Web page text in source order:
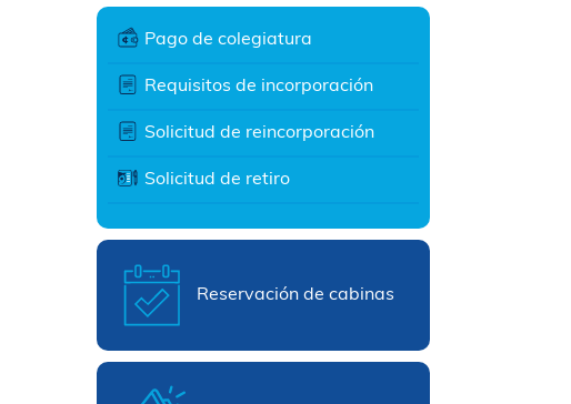
Pago de colegiatura
Requisitos de incorporación
Solicitud de reincorporación
Solicitud de retiro
Reservación de cabinas